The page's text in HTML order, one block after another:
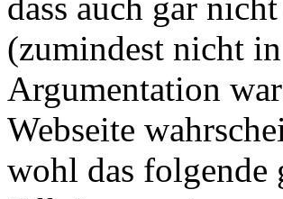
(zumindest nicht
Argumentation
Webseite
wohl das folgende